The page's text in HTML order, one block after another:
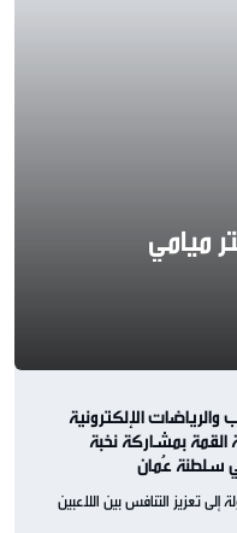
ميامي
والرياضات الإلكترونية
القمة بمشاركة نخبة
سلطنة عُمان
تعزيز التنافس بين اللاعبين